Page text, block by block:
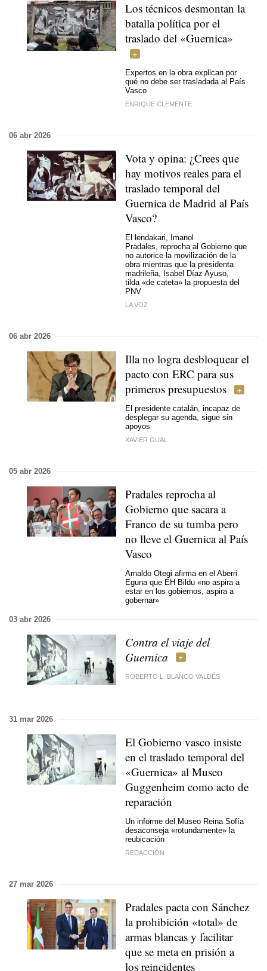
Los técnicos desmontan la
batalla política por el
traslado del «Guernica»
Expertos en la obra explican por
qué no debe ser trasladada al País
Vasco
ENRIQUE CLEMENTE
06 abr 2026
Vota y opina: ¿Crees que
hay motivos reales para el
traslado temporal del
Guernica de Madrid al País
Vasco?
El lendakari, Imanol
Pradales, reprocha al Gobierno que
no autorice la movilización de la
obra mientras que la presidenta
madrileña, Isabel Díaz Ayuso,
tilda «de cateta» la propuesta del
PNV
LA VOZ
06 abr 2026
Illa no logra desbloquear el
pacto con ERC para sus
primeros presupuestos
El presidente catalán, incapaz de
desplegar su agenda, sigue sin
apoyos
XAVIER GUAL
05 abr 2026
Pradales reprocha al
Gobierno que sacara a
Franco de su tumba pero
no lleve el Guernica al País
Vasco
Arnaldo Otegi afirma en el Aberri
Eguna que EH Bildu «no aspira a
estar en los gobiernos, aspira a
gobernar»
03 abr 2026
Contra el viaje del
Guernica
ROBERTO L. BLANCO VALDÉS
31 mar 2026
El Gobierno vasco insiste
en el traslado temporal del
«Guernica» al Museo
Guggenheim como acto de
reparación
Un informe del Museo Reina Sofía
desaconseja «rotundamente» la
reubicación
REDACCIÓN
27 mar 2026
Pradales pacta con Sánchez
la prohibición «total» de
armas blancas y facilitar
que se meta en prisión a
los reincidentes